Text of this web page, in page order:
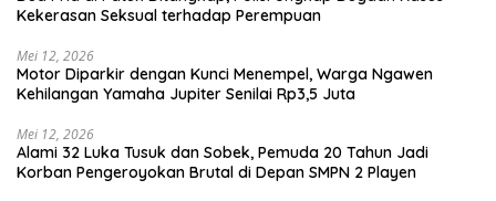
Kekerasan Seksual terhadap Perempuan
Mei 12, 2026
Motor Diparkir dengan Kunci Menempel, Warga Ngawen
Kehilangan Yamaha Jupiter Senilai Rp3,5 Juta
Mei 12, 2026
Alami 32 Luka Tusuk dan Sobek, Pemuda 20 Tahun Jadi
Korban Pengeroyokan Brutal di Depan SMPN 2 Playen